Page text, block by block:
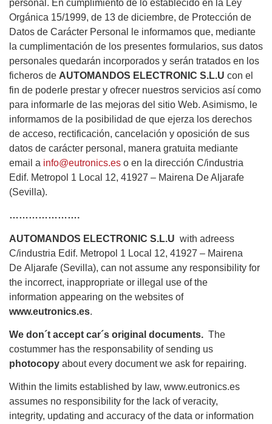
personal. En cumplimiento de lo establecido en la Ley
Orgánica 15/1999, de 13 de diciembre, de Protección de
Datos de Carácter Personal le informamos que, mediante
la cumplimentación de los presentes formularios, sus datos
personales quedarán incorporados y serán tratados en los
ficheros de AUTOMANDOS ELECTRONIC S.L.U con el
fin de poderle prestar y ofrecer nuestros servicios así como
para informarle de las mejoras del sitio Web. Asimismo, le
informamos de la posibilidad de que ejerza los derechos
de acceso, rectificación, cancelación y oposición de sus
datos de carácter personal, manera gratuita mediante
email a info@eutronics.es o en la dirección C/industria
Edif. Metropol 1 Local 12, 41927 – Mairena De Aljarafe
(Sevilla).
………………….
AUTOMANDOS ELECTRONIC S.L.U with adreess
C/industria Edif. Metropol 1 Local 12, 41927 – Mairena
De Aljarafe (Sevilla), can not assume any responsibility for
the incorrect, inappropriate or illegal use of the
information appearing on the websites of
www.eutronics.es.
We don´t accept car´s original documents. The
costummer has the responsability of sending us
photocopy about every document we ask for repairing.
Within the limits established by law, www.eutronics.es
assumes no responsibility for the lack of veracity,
integrity, updating and accuracy of the data or information